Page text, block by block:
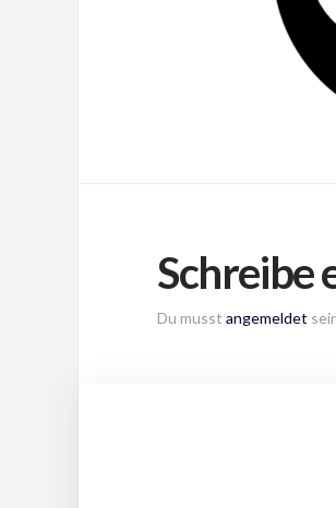
Schreibe
Du musst angemeldet